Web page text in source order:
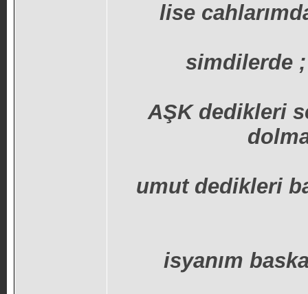
lise
simdilerde ;
AŞK dedikleri
umut dedikleri
isyanım